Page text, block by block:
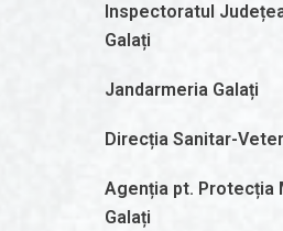
Inspectoratul
Galați
Jandarmeria Galați
Direcția Sanitar-
Agenția pt. Protecția
Galați